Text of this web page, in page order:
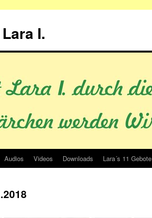
I.
Audios Videos Downloads Lara´s 11 Gebote